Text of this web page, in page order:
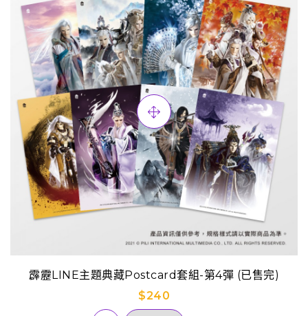
霹靂LINE主題典藏Postcard套組-第4彈 (已售完)
$240